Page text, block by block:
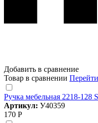
Добавить в сравнение
Товар в сравнении
Ручка мебельная 2218-128
Артикул: У40359
170 Р